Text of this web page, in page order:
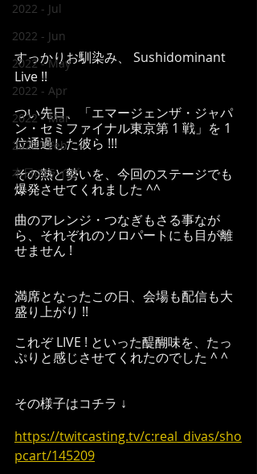
2022 - Jul
2022 - Jun
2022 - May
2022 - Apr
2022 - Mar
2022 - Feb
本日のライブ
すっかりお馴染み、 Sushidominant
Live !!
つい先日、「エマージェンザ・ジャパ
ン・セミファイナル東京第 1 戦」を 1
位通過した彼ら !!!
その熱と勢いを、今回のステージでも
爆発させてくれました ^^
曲のアレンジ・つなぎもさる事なが
ら、それぞれのソロパートにも目が離
せません !
満席となったこの日、会場も配信も大
盛り上がり !!
これぞ LIVE ! といった醍醐味を、たっ
ぷりと感じさせてくれたのでした ^ ^
その様子はコチラ ↓
https://twitcasting.tv/c:real_divas/sho
pcart/145209